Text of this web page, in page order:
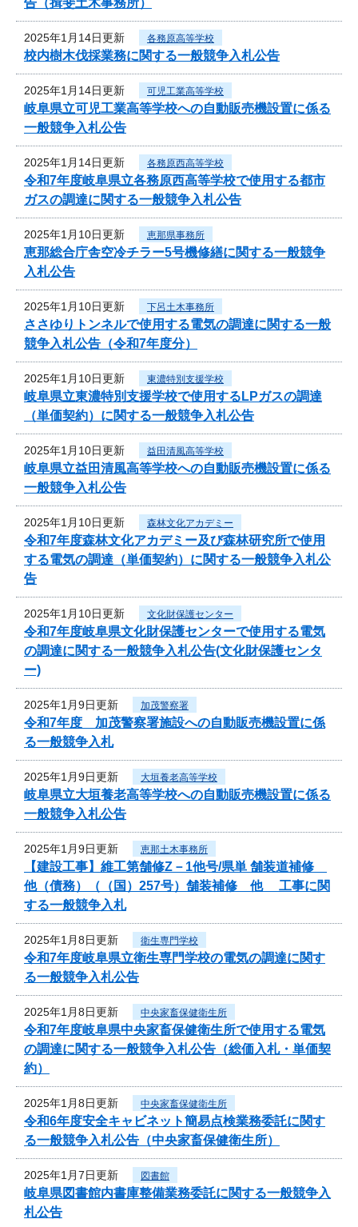
2025年1月14日更新 各務原高等学校
校内樹木伐採業務に関する一般競争入札公告
2025年1月14日更新 可児工業高等学校
岐阜県立可児工業高等学校への自動販売機設置に係る
一般競争入札公告
2025年1月14日更新 各務原西高等学校
令和7年度岐阜県立各務原西高等学校で使用する都市
ガスの調達に関する一般競争入札公告
2025年1月10日更新 恵那県事務所
恵那総合庁舎空冷チラー5号機修繕に関する一般競争
入札公告
2025年1月10日更新 下呂土木事務所
ささゆりトンネルで使用する電気の調達に関する一般
競争入札公告（令和7年度分）
2025年1月10日更新 東濃特別支援学校
岐阜県立東濃特別支援学校で使用するLPガスの調達
（単価契約）に関する一般競争入札公告
2025年1月10日更新 益田清風高等学校
岐阜県立益田清風高等学校への自動販売機設置に係る
一般競争入札公告
2025年1月10日更新 森林文化アカデミー
令和7年度森林文化アカデミー及び森林研究所で使用
する電気の調達（単価契約）に関する一般競争入札公
告
2025年1月10日更新 文化財保護センター
令和7年度岐阜県文化財保護センターで使用する電気
の調達に関する一般競争入札公告(文化財保護センタ
ー)
2025年1月9日更新 加茂警察署
令和7年度 加茂警察署施設への自動販売機設置に係
る一般競争入札
2025年1月9日更新 大垣養老高等学校
岐阜県立大垣養老高等学校への自動販売機設置に係る
一般競争入札公告
2025年1月9日更新 恵那土木事務所
【建設工事】維工第舗修Z－1他号/県単 舗装道補修
他（債務）（（国）257号）舗装補修 他 工事に関
する一般競争入札
2025年1月8日更新 衛生専門学校
令和7年度岐阜県立衛生専門学校の電気の調達に関す
る一般競争入札公告
2025年1月8日更新 中央家畜保健衛生所
令和7年度岐阜県中央家畜保健衛生所で使用する電気
の調達に関する一般競争入札公告（総価入札・単価契
約）
2025年1月8日更新 中央家畜保健衛生所
令和6年度安全キャビネット簡易点検業務委託に関す
る一般競争入札公告（中央家畜保健衛生所）
2025年1月7日更新 図書館
岐阜県図書館内書庫整備業務委託に関する一般競争入
札公告